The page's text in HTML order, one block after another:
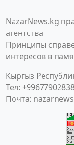
NazarNews.kg
агентства
Принципы
интересов в
Кыргыз
Тел:
Почта: